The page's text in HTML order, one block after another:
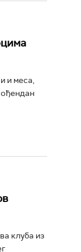
и меса,
клуба из